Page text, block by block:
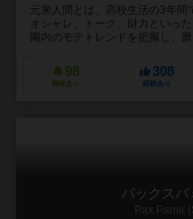
元来人間とは、高校生活の3年間
オシャレ、トーク、財力といっ
園内のモテトレンドを把握し、
98
興味あり
308
経験あり
パックスパ
Pax Pamir